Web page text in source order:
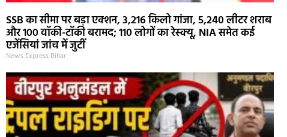
SSB का सीमा पर बड़ा एक्शन, 3,216 किलो गांजा, 5,240 लीटर शराब
और 100 वॉकी-टॉकी बरामद; 110 लोगों का रेस्क्यू, NIA समेत कई
एजेंसियां जांच में जुटीं
News Express Bihar